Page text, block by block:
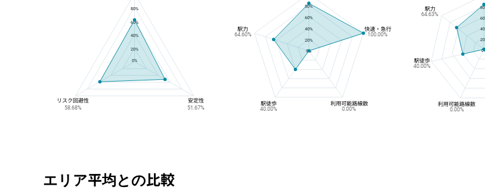
80%
60%
40%
20%
0%
リスク回避性
58.68%
安定性
51.67%
80%
60%
40%
20%
0%
駅力
64.60%
駅徒歩
40.00%
利用可能路線数
0.00%
快速・急行
100.00%
駅力
64.63%
駅徒歩
40.00%
利用可能路線数
0.00%
エリア平均との比較